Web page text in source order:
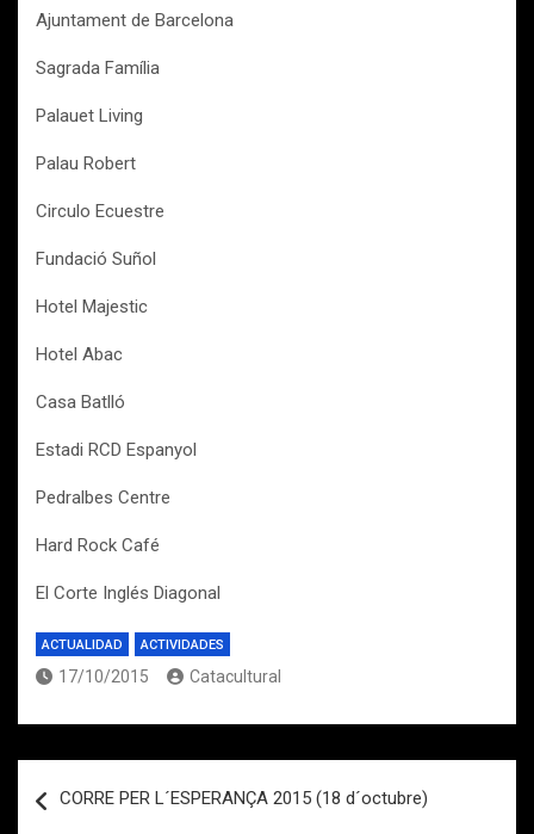
Ajuntament de Barcelona
Sagrada Família
Palauet Living
Palau Robert
Circulo Ecuestre
Fundació Suñol
Hotel Majestic
Hotel Abac
Casa Batlló
Estadi RCD Espanyol
Pedralbes Centre
Hard Rock Café
El Corte Inglés Diagonal
ACTUALIDAD ACTIVIDADES
17/10/2015 Catacultural
de
CORRE PER L´ESPERANÇA 2015 (18 d´octubre)